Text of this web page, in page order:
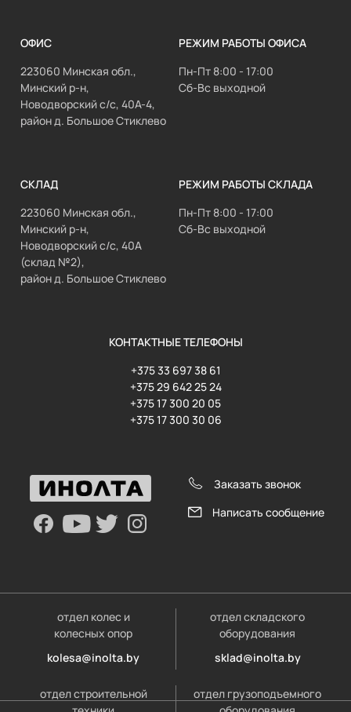
ОФИС
223060 Минская обл.,
Минский р-н,
Новодворский с/с, 40А-4,
район д. Большое Стиклево
РЕЖИМ РАБОТЫ ОФИСА
Пн-Пт 8:00 - 17:00
Сб-Вс выходной
СКЛАД
223060 Минская обл.,
Минский р-н,
Новодворский с/с, 40А
(склад №2),
район д. Большое Стиклево
РЕЖИМ РАБОТЫ СКЛАДА
Пн-Пт 8:00 - 17:00
Сб-Вс выходной
КОНТАКТНЫЕ ТЕЛЕФОНЫ
+375 33 697 38 61
+375 29 642 25 24
+375 17 300 20 05
+375 17 300 30 06
Заказать звонок
Написать сообщение
отдел колес и
колесных опор
kolesa@inolta.by
отдел складского
оборудования
sklad@inolta.by
отдел строительной
отдел грузоподъемного